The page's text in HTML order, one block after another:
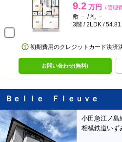
9.2 万円 （管理
敷 － / 礼 －
3階 / 2LDK / 54.81
初期費用のクレジットカード決済
お問い合わせ(無料)
Ｂｅｌｌｅ Ｆｌｅｕｖｅ
小田急江ノ島
相模鉄道いず